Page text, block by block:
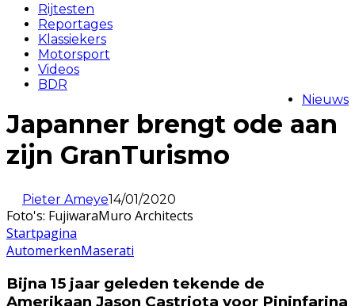
Rijtesten
Reportages
Klassiekers
Motorsport
Videos
BDR
Nieuws
Japanner brengt ode aan
zijn GranTurismo
Pieter Ameye14/01/2020
Foto's: FujiwaraMuro Architects
Startpagina
AutomerkenMaserati
Bijna 15 jaar geleden tekende de
Amerikaan Jason Castriota voor Pininfarina